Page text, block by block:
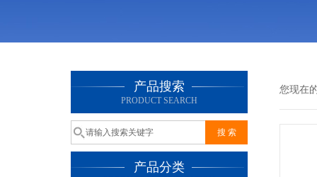
产品搜索
PRODUCT SEARCH
产品分类
您现在